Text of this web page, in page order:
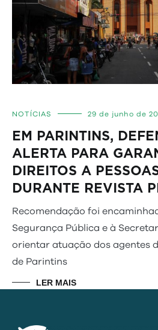
NOTÍCIAS 29 de junho de
EM PARINTINS,
ALERTA PARA
DIREITOS A
DURANTE REVISTA
Recomendação foi
Segurança Pública e à
orientar atuação dos agentes
de Parintins
LER MAIS